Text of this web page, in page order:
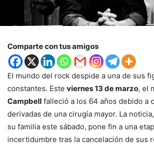
Comparte con tus amigos
El mundo del rock despide a una de sus
constantes. Este viernes 13 de marzo, el
Campbell falleció a los 64 años debido a
derivadas de una cirugía mayor. La
su familia este sábado, pone fin a una
incertidumbre tras la cancelación de sus